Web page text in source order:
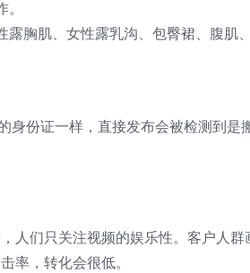
胸肌、女性露乳沟、包臀裙、腹肌
身份证一样，直接发布会被检测到是
人们只关注视频的娱乐性。客户人群
率，转化会很低。